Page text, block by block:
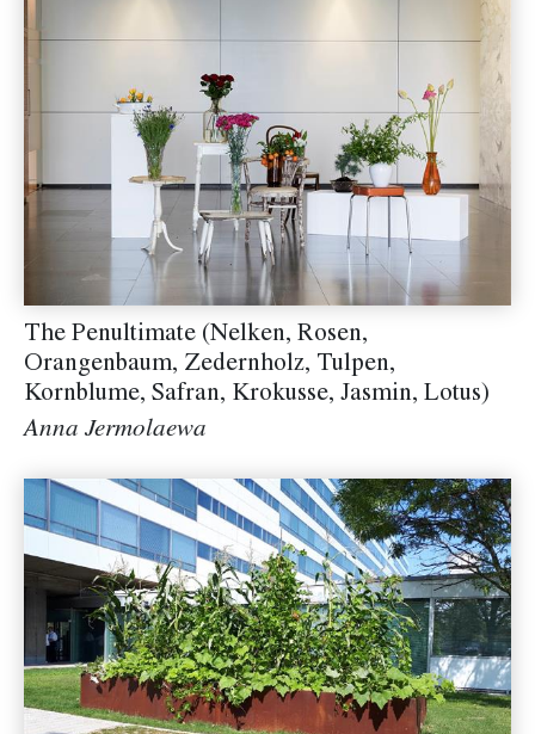
The Penultimate (Nelken, Rosen,
Orangenbaum, Zedernholz, Tulpen,
Kornblume, Safran, Krokusse, Jasmin, Lotus)
Anna Jermolaewa